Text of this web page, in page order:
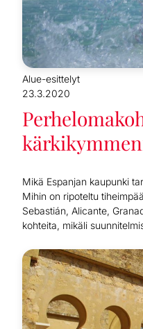
Alue-esittelyt
23.3.2020
Mikä Espanjan kaupunki
Mihin on ripoteltu
Sebastián, Alicante,
kohteita, mikäli